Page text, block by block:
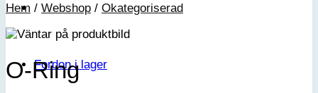
Fordon i lager
Hem / Webshop / Okategoriserad
O-Ring